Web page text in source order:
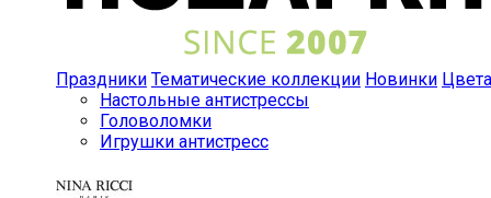
Праздники Тематические коллекции Новинки Цвета
Настольные антистрессы
Головоломки
Игрушки антистресс